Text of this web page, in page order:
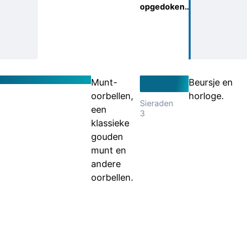
opgedoken…
Munt-
oorbellen,
een
klassieke
gouden
munt en
andere
oorbellen.
Sieraden
3
Beursje en
horloge.